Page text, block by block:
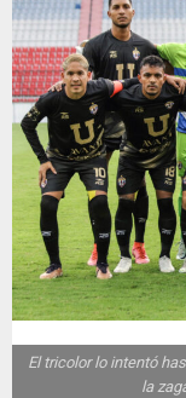
El tricolor lo intentó
la